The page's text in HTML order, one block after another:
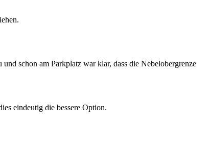
schon am Parkplatz war klar, dass die Nebelobergrenze
eindeutig die bessere Option.